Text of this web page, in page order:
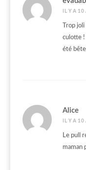
IL Y A 10
Trop
culotte
été
Alice
IL Y A 10
Le pull
maman